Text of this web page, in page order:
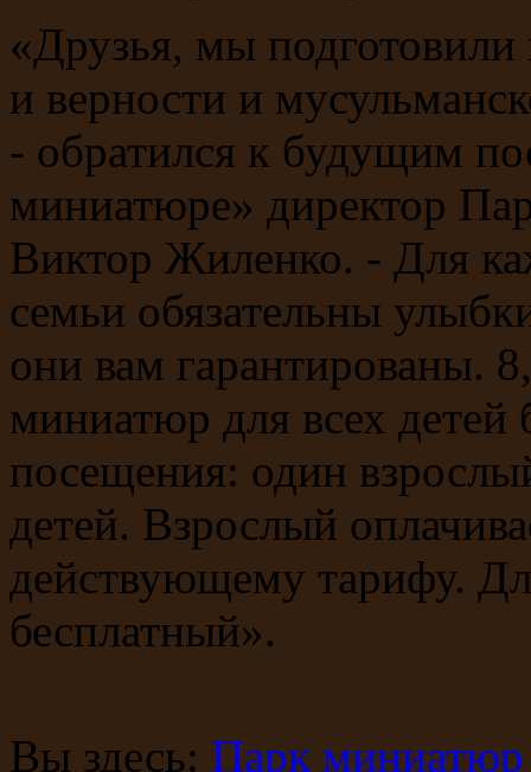
«Друзья, мы
и верности и
- обратился к будущим
миниатюре» директор
Виктор Жиленко. - Для
семьи обязательны
они вам гарантированы.
миниатюр для всех детей
посещения: один
детей. Взрослый
действующему тарифу.
бесплатный».
Вы здесь: Парк миниатюр